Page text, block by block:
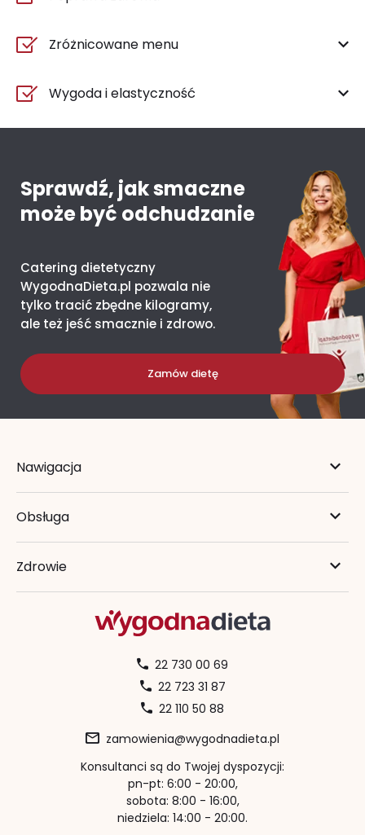
Zróżnicowane menu
Wygoda i elastyczność
Sprawdź, jak smaczne
może być odchudzanie
Catering dietetyczny
WygodnaDieta.pl pozwala nie
tylko tracić zbędne kilogramy,
ale też jeść smacznie i zdrowo.
Zamów dietę
Nawigacja
Obsługa
Zdrowie
22 730 00 69
22 723 31 87
22 110 50 88
zamowienia@wygodnadieta.pl
Konsultanci są do Twojej dyspozycji:
pn-pt: 6:00 - 20:00,
sobota: 8:00 - 16:00,
niedziela: 14:00 - 20:00.